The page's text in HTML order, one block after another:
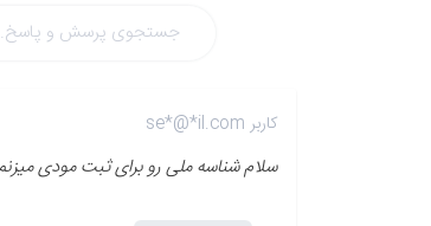
کاربر se*@*il.com
سلام شناسه ملی رو برای ثبت مودی